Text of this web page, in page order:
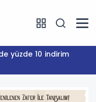
yüzde 10 indirim